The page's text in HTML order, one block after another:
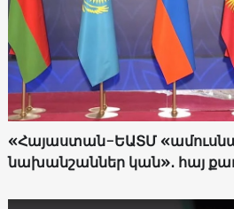
«Հայաստան-ԵԱՏՄ
նախանշաններ կան»․ հայ